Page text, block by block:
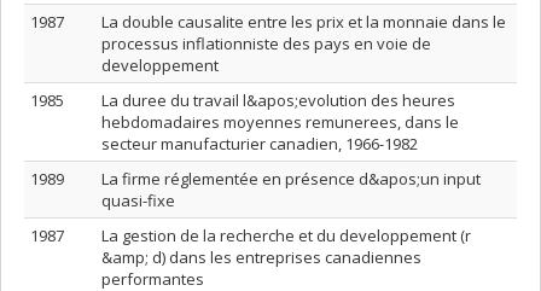
1987
La double causalite entre les prix et la monnaie dans le
processus inflationniste des pays en voie de
developpement
1985
La duree du travail l&apos;evolution des heures
hebdomadaires moyennes remunerees, dans le
secteur manufacturier canadien, 1966-1982
1989
La firme réglementée en présence d&apos;un input
quasi-fixe
1987
La gestion de la recherche et du developpement (r
&amp; d) dans les entreprises canadiennes
performantes